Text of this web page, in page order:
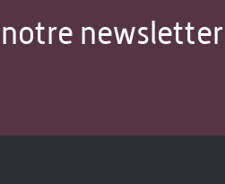
newsletter